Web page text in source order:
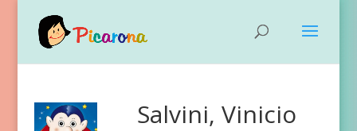
Salvini, Vinicio